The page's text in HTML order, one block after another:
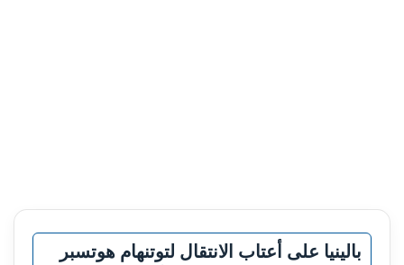
بالينيا على أعتاب الانتقال لتوتنهام هوتسبر